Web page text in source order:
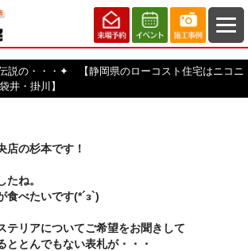
説の・・・✦ 【静岡県のローコスト住宅はニコニ
井・掛川】
店の杉本です！
たね。
食べたいです(*´з`)
テリアについてご希望をお聞きして
ととんでもない表札が・・・